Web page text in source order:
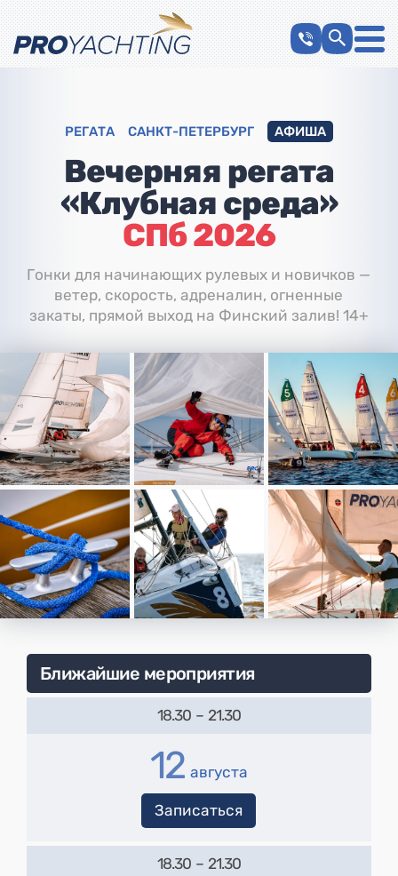
РЕГАТА САНКТ-ПЕТЕРБУРГ АФИША
Вечерняя регата
«Клубная среда»
СПб 2026
Гонки для начинающих рулевых и новичков —
ветер, скорость, адреналин, огненные
закаты, прямой выход на Финский залив! 14+
Ближайшие мероприятия
18.30 – 21.30
12 августа
Записаться
18.30 – 21.30